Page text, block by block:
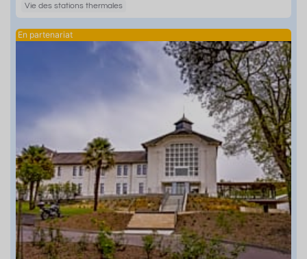
Vie des stations thermales